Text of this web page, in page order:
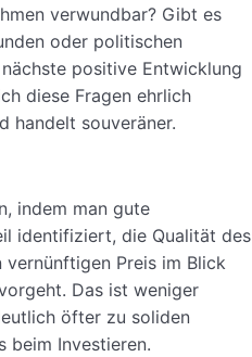
verwundbar? Gibt es
oder politischen
positive Entwicklung
diese Fragen ehrlich
handelt souveräner.
indem man gute
identifiziert, die Qualität des
Preis im Blick
Das ist weniger
öfter zu soliden
beim Investieren.